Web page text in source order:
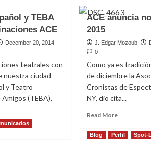
y TEBA
ACE
December 20, 2014
teatrales con
nuestra ciudad
y Teatro
(TEBA),
ACE anuncia
2015
J. Edgar Mozoub
0
Como ya es
de diciembre la
Cronistas de
NY, dio cita...
Read MoreRead
about
Blog Perfil Spot-